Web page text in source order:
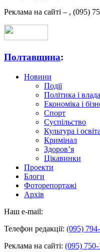
Реклама на сайті – , (095)
Полтавщина:
Новини
Події
Політика і влада
Економіка і
Спорт
Суспільство
Культура і освіта
Кримінал
Здоров’я
Цікавинки
Проекти
Блоги
Фоторепортажі
Архів
Наш e-mail:
Телефон редакції: (095)
Реклама на сайті: (095)